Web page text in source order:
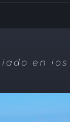
en los